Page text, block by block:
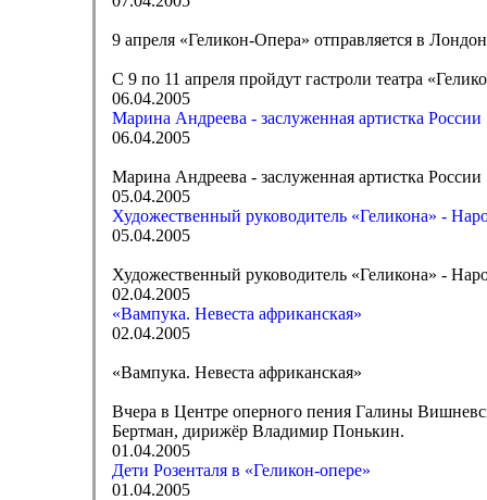
9 апреля «Геликон-Опера» отправляется в Лондон
С 9 по 11 апреля пройдут гастроли театра
06.04.2005
Марина Андреева - заслуженная артистка России
06.04.2005
Марина Андреева - заслуженная артистка России
05.04.2005
Художественный руководитель «Геликона» -
05.04.2005
Художественный руководитель «Геликона» -
02.04.2005
«Вампука. Невеста африканская»
02.04.2005
«Вампука. Невеста африканская»
Вчера в Центре оперного пения Галины
Бертман, дирижёр Владимир Понькин.
01.04.2005
Дети Розенталя в «Геликон-опере»
01.04.2005